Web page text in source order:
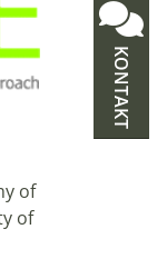
of
of
KONTAKT